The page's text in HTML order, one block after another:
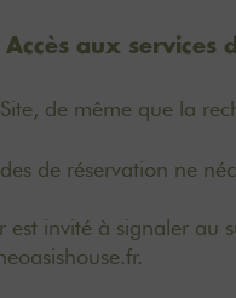
aux services
Site, de même que la
de réservation ne
est invité à signaler